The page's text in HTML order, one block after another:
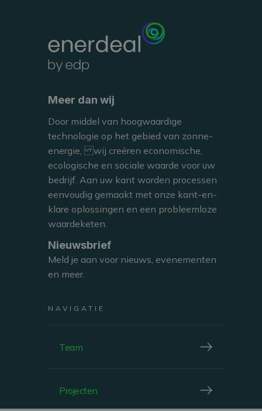
CARPORT
LOUVAIN-LA-NEUVE, BELGIUM
MONNET Innovation Center
NAVIGATIE
Team
Projecten
Meer dan wij
Door middel van hoogwaardige
technologie op het gebied van zonne-
energie, wij creëren economische,
ecologische en sociale waarde voor uw
bedrijf. Aan uw kant worden processen
eenvoudig gemaakt met onze kant-en-
klare oplossingen en een probleemloze
waardeketen.
Nieuwsbrief
Meld je aan voor nieuws, evenementen
en meer.